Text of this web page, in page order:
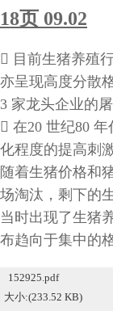
18页 09.02
􀂄 目前生猪养殖
亦呈现高度分散
3 家龙头企业的
􀂄 在20 世纪80
化程度的提高刺
随着生猪价格和
场淘汰，剩下的
当时出现了生猪
布趋向于集中的格
152925.pdf
大小:(233.52 KB)